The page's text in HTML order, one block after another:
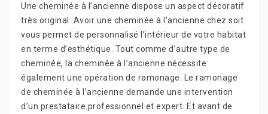
Une cheminée à l’ancienne dispose un aspect décoratif
très original. Avoir une cheminée à l’ancienne chez soit
vous permet de personnalisé l’intérieur de votre habitat
en terme d’esthétique. Tout comme d’autre type de
cheminée, la cheminée à l’ancienne nécessite
également une opération de ramonage. Le ramonage
de cheminée à l’ancienne demande une intervention
d’un prestataire professionnel et expert. Et avant de